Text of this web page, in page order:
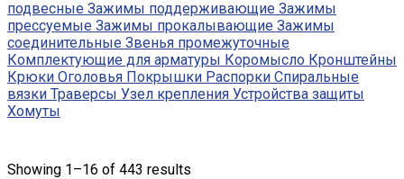
подвесные Зажимы поддерживающие Зажимы
прессуемые Зажимы прокалывающие Зажимы
соединительные Звенья промежуточные
Комплектующие для арматуры Коромысло Кронштейны
Крюки Оголовья Покрышки Распорки Спиральные
вязки Траверсы Узел крепления Устройства защиты
Хомуты
Showing 1–16 of 443 results